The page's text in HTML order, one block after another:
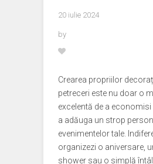
20 iulie 2024
by
Crearea propriilor
petreceri este nu doar o
excelentă de a economisi
a adăuga un strop
evenimentelor tale.
organizezi o aniversare,
shower sau o simplă